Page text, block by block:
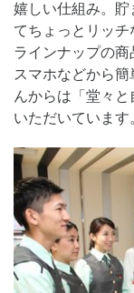
嬉しい仕組み。貯
てちょっとリッ
ラインナップの商
スマホなどから
んからは「堂々
いただいています